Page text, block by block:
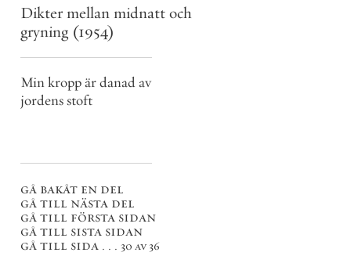
Dikter mellan midnatt och
gryning (1954)
Min kropp är danad av
jordens stoft
gå bakåt en del
gå till nästa del
gå till första sidan
gå till sista sidan
gå till sida . . . 30 av 36